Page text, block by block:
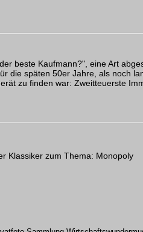
beste Kaufmann?", eine Art
die späten 50er Jahre, als noch
zu finden war: Zweitteuerste
Klassiker zum Thema: Monopoly